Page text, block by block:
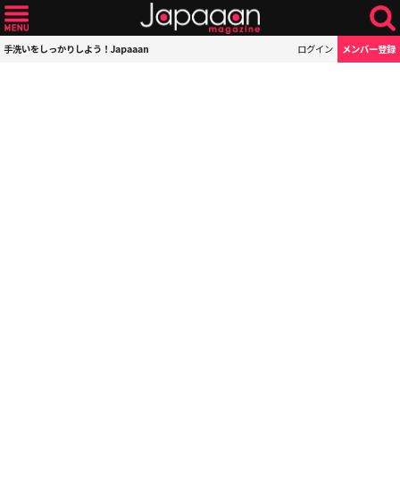
手洗いをしっかりしよう！Japaaan ログイン メンバー登録